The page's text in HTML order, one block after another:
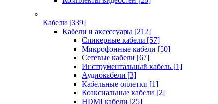
Кабели [339]
Кабели и аксессуары [212]
Спикерные кабели [57]
Микрофонные кабели [30]
Сетевые кабели [67]
Инструментальный кабель [1]
Аудиокабели [3]
Кабельные оплетки [1]
Коаксиальные кабели [2]
HDMI кабели [25]